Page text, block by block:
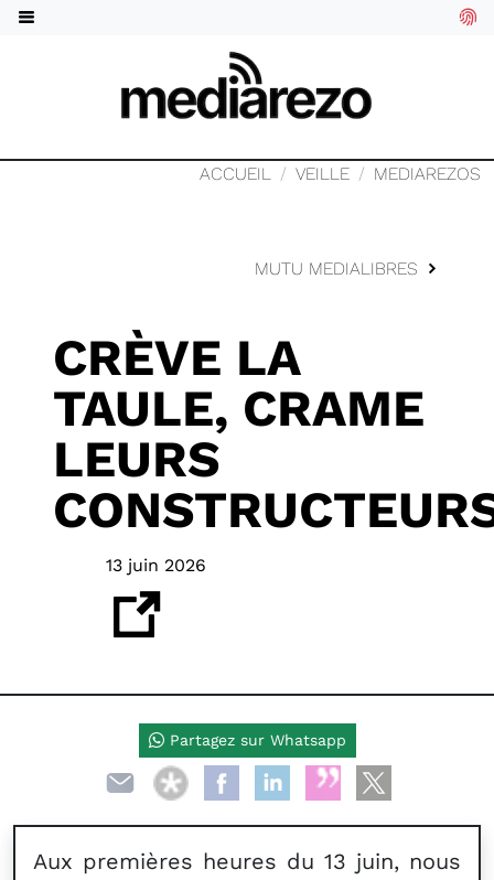
ACCUEIL VEILLE MEDIAREZOS
MUTU MEDIALIBRES
CRÈVE LA
TAULE, CRAME
LEURS
13 juin 2026
Aux premières heures du 13 juin, nous
Partagez sur Whatsapp